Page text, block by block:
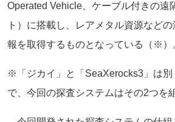
Operated Vehicle、ケーブル付きの遠
ト）に搭載し、レアメタル資源など
報を取得するものとなっている（※）
※「ジカイ」と「SeaXerocks3」は別
で、今回の探査システムはその2つを